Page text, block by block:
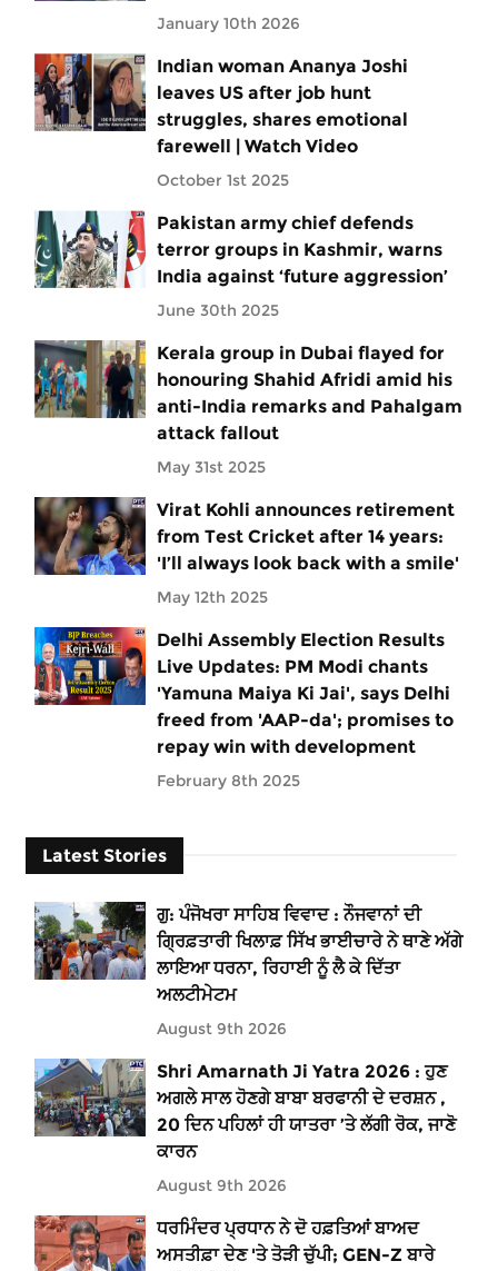
January 10th 2026
Indian woman Ananya Joshi
leaves US after job hunt
struggles, shares emotional
farewell | Watch Video
October 1st 2025
Pakistan army chief defends
terror groups in Kashmir, warns
India against ‘future aggression’
June 30th 2025
Kerala group in Dubai flayed for
honouring Shahid Afridi amid his
anti-India remarks and Pahalgam
attack fallout
May 31st 2025
Virat Kohli announces retirement
from Test Cricket after 14 years:
'I’ll always look back with a smile'
May 12th 2025
Delhi Assembly Election Results
Live Updates: PM Modi chants
'Yamuna Maiya Ki Jai', says Delhi
freed from 'AAP-da'; promises to
repay win with development
February 8th 2025
Latest Stories
ਗੁ: ਪੰਜੋਖਰਾ ਸਾਹਿਬ ਵਿਵਾਦ : ਨੌਜਵਾਨਾਂ ਦੀ
ਗ੍ਰਿਫ਼ਤਾਰੀ ਖਿਲਾਫ਼ ਸਿੱਖ ਭਾਈਚਾਰੇ ਨੇ ਥਾਣੇ ਅੱਗੇ
ਲਾਇਆ ਧਰਨਾ, ਰਿਹਾਈ ਨੂੰ ਲੈ ਕੇ ਦਿੱਤਾ
ਅਲਟੀਮੇਟਮ
August 9th 2026
Shri Amarnath Ji Yatra 2026 : ਹੁਣ
ਅਗਲੇ ਸਾਲ ਹੋਣਗੇ ਬਾਬਾ ਬਰਫਾਨੀ ਦੇ ਦਰਸ਼ਨ ,
20 ਦਿਨ ਪਹਿਲਾਂ ਹੀ ਯਾਤਰਾ ’ਤੇ ਲੱਗੀ ਰੋਕ, ਜਾਣੋ
ਕਾਰਨ
August 9th 2026
ਧਰਮਿੰਦਰ ਪ੍ਰਧਾਨ ਨੇ ਦੋ ਹਫ਼ਤਿਆਂ ਬਾਅਦ
ਅਸਤੀਫ਼ਾ ਦੇਣ 'ਤੇ ਤੋੜੀ ਚੁੱਪੀ; GEN-Z ਬਾਰੇ